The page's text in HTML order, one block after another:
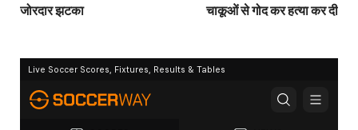
जोरदार झटका
चाकूओं से गोद कर हत्या कर दी